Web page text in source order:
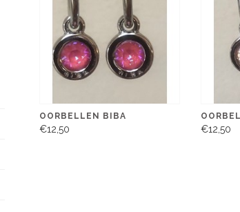
OORBELLEN BIBA
€12,50 €12,50